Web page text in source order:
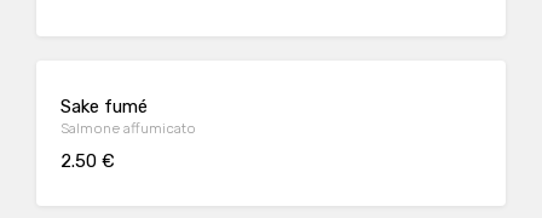
Sake fumé
Salmone affumicato
2.50 €